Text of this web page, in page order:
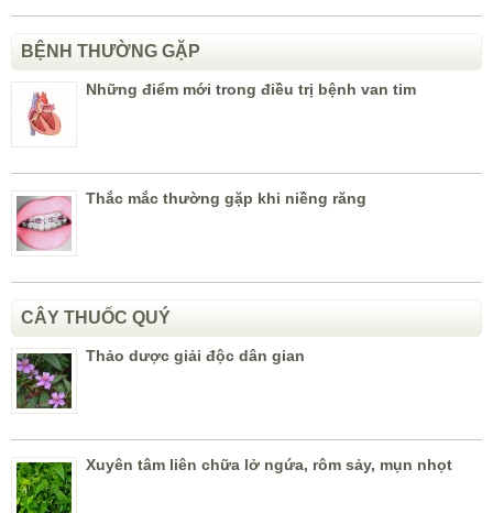
BỆNH THƯỜNG GẶP
Những điểm mới trong điều trị bệnh van tim
Thắc mắc thường gặp khi niềng răng
CÂY THUỐC QUÝ
Thảo dược giải độc dân gian
Xuyên tâm liên chữa lở ngứa, rôm sảy, mụn nhọt